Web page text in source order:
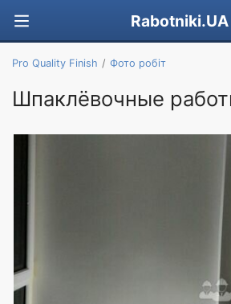
Rabotniki.UA
Pro Quality Finish Фото робіт
Шпаклёвочные